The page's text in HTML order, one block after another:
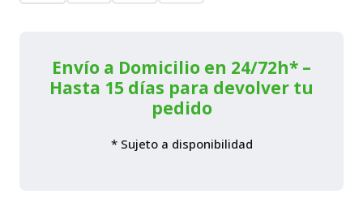
cantidadEnvío a Domicilio en 24/72h* –
Hasta 15 días para devolver tu
pedido
* Sujeto a disponibilidad